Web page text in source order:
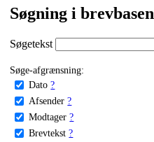
Søgning i brevbasen
Søgetekst
Søge-afgrænsning:
Dato ?
Afsender ?
Modtager ?
Brevtekst ?